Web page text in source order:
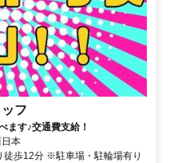
フ
ます♪交通費支給！
本
徒歩12分 ※駐車場・駐輪場有り